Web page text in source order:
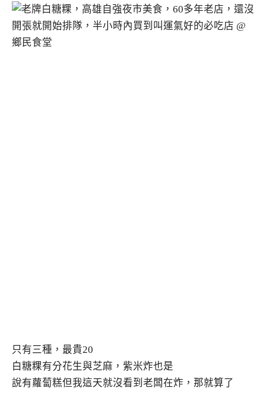
只有三種，最貴20
白糖粿有分花生與芝麻，紫米炸也是
說有蘿蔔糕但我這天就沒看到老闆在炸，那就算了